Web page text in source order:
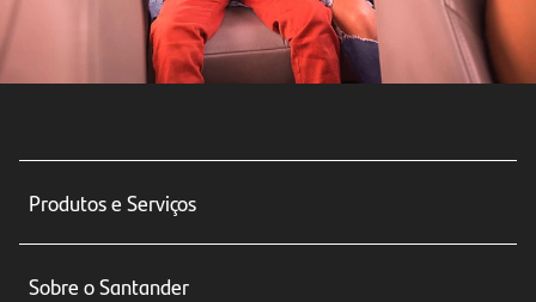
Produtos e Serviços
Sobre o Santander